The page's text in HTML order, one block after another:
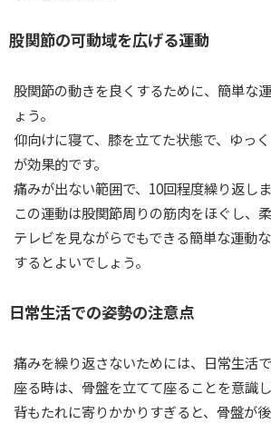
股関節の可動域を広げる運動
股関節の動きを良くするために、簡単な
ょう。
仰向けに寝て、膝を立てた状態で、ゆっ
が効果的です。
痛みが出ない範囲で、10回程度繰り返しま
この運動は股関節周りの筋肉をほぐし、
テレビを見ながらでもできる簡単な運動
するとよいでしょう。
日常生活での姿勢の注意点
痛みを繰り返さないためには、日常生活
座る時は、骨盤を立てて座ることを意識し
背もたれに寄りかかりすぎると、骨盤が